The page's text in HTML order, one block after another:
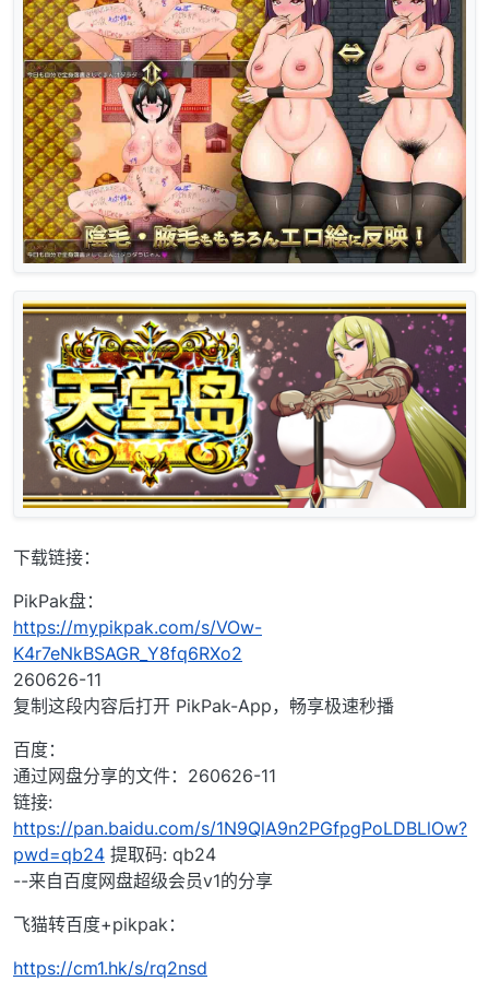
下载链接：
PikPak盘：
https://mypikpak.com/s/VOw-
K4r7eNkBSAGR_Y8fq6RXo2
260626-11
复制这段内容后打开 PikPak-App，畅享极速秒播
百度：
通过网盘分享的文件：260626-11
链接:
https://pan.baidu.com/s/1N9QlA9n2PGfpgPoLDBLlOw?
pwd=qb24 提取码: qb24
--来自百度网盘超级会员v1的分享
飞猫转百度+pikpak：
https://cm1.hk/s/rq2nsd